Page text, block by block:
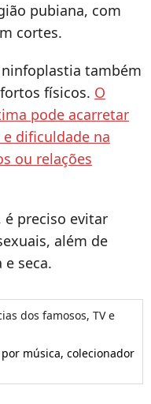
pubiana, com
cortes.
também
físicos. O
pode acarretar
dificuldade na
ou relações
é preciso evitar
além de
seca.
dos famosos, TV e
música, colecionador